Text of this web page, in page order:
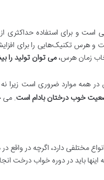
و برای استفاده حداکثری از
و هرس تکنیک‌هایی را برای
زمان هرس،می توان تولید را
همه موارد ضروری است زیرا
خوب درختان بادام است. می
مختلفی دارد، اگرچه در
باید در دوره خواب درخت